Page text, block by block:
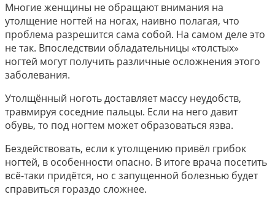
Многие женщины не обращают внимания на
утолщение ногтей на ногах, наивно полагая, что
проблема разрешится сама собой. На самом деле это
не так. Впоследствии обладательницы «толстых»
ногтей могут получить различные осложнения этого
заболевания.
Утолщённый ноготь доставляет массу неудобств,
травмируя соседние пальцы. Если на него давит
обувь, то под ногтем может образоваться язва.
Бездействовать, если к утолщению привёл грибок
ногтей, в особенности опасно. В итоге врача посетить
всё-таки придётся, но с запущенной болезнью будет
справиться гораздо сложнее.